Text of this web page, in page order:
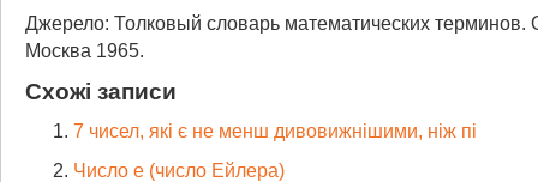
Джерело: Толковый словарь математических терминов.
Москва 1965.
Схожі записи
7 чисел, які є не менш дивовижнішими, ніж пі
Число е (число Ейлера)